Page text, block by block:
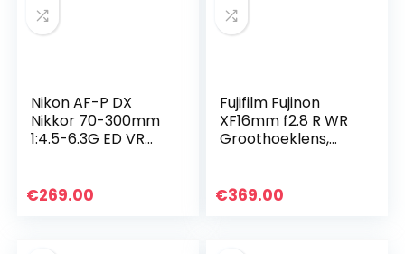
Nikon AF-P DX
Nikkor 70-300mm
1:4.5-6.3G ED VR
voor Nikon-F-
€269.00
Fujifilm Fujinon
XF16mm f2.8 R WR
Groothoeklens,
€369.00